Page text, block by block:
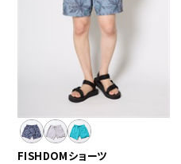
FISHDOMショーツ